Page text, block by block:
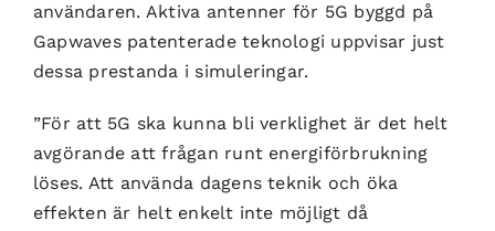
användaren. Aktiva antenner för 5G byggd på
Gapwaves patenterade teknologi uppvisar just
dessa prestanda i simuleringar.
”För att 5G ska kunna bli verklighet är det helt
avgörande att frågan runt energiförbrukning
löses. Att använda dagens teknik och öka
effekten är helt enkelt inte möjligt då